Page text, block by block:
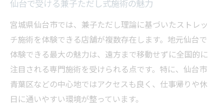
兼子ただし式は肩こり・腰痛に効果的か
ストレッチで慢性的な不調を根本改善へ
兼子ただしの理論でセルフケアも充実
神経系ストレッチが痛み軽減に役立つ理由
仙台で選ばれる兼子ただし流ストレッチ
初めてでも安心な兼子ただし式施術体験ガイド
仙台で受ける兼子ただし式施術の魅力
宮城県仙台市では、兼子ただし理論に基づいたストレッ
チ施術を体験できる店舗が複数存在します。地元仙台で
体験できる最大の魅力は、遠方まで移動せずに全国的に
注目される専門施術を受けられる点です。特に、仙台市
青葉区などの中心地ではアクセスも良く、仕事帰りや休
日に通いやすい環境が整っています。